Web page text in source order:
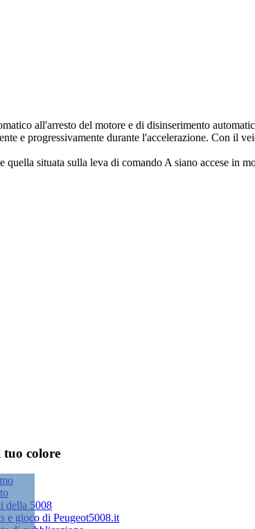
all'arresto del motore e di disinserimento
e progressivamente durante l'accelerazione. Con il
situata sulla leva di comando A siano accese in
tuo colore